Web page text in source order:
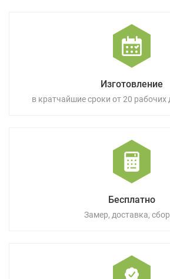
Изготовление
в кратчайшие сроки от 20 рабочих
Бесплатно
Замер, доставка,